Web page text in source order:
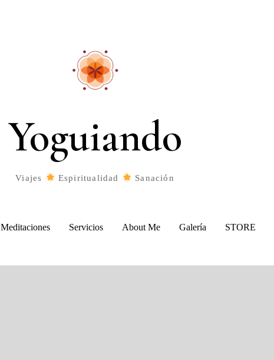
Yoguiando
Viajes Espiritualidad Sanación
Meditaciones Servicios About Me Galería STORE